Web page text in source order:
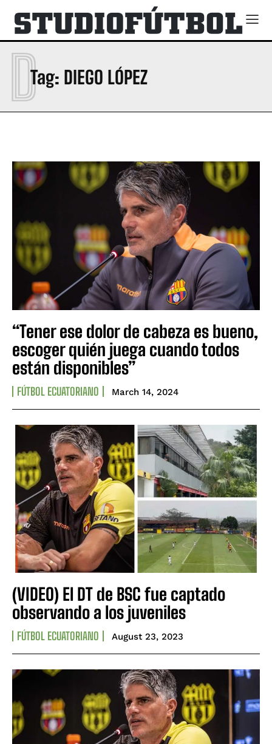
Tag: DIEGO LÓPEZ
D
“Tener ese dolor de cabeza es bueno,
escoger quién juega cuando todos
están disponibles”
FÚTBOL ECUATORIANO March 14, 2024
(VIDEO) El DT de BSC fue captado
observando a los juveniles
FÚTBOL ECUATORIANO August 23, 2023